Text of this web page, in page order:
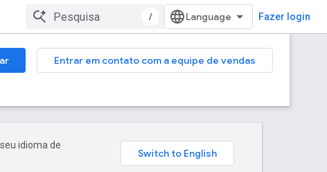
/ Fazer login
Entrar em contato com a equipe de vendas
idioma de